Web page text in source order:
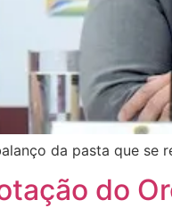
da pasta que
do